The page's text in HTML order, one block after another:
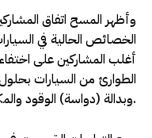
وأظهر المسح اتفاق
الخصائص الحالية في
أغلب المشاركين على اختفاء
وبدالة (دواسة) الوقود والمكابح بحلول 2035.